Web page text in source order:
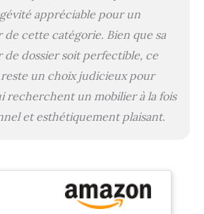
appréciable pour un
de cette catégorie. Bien que sa
de dossier soit perfectible, ce
un choix judicieux pour
recherchent un mobilier à la fois
et esthétiquement plaisant.